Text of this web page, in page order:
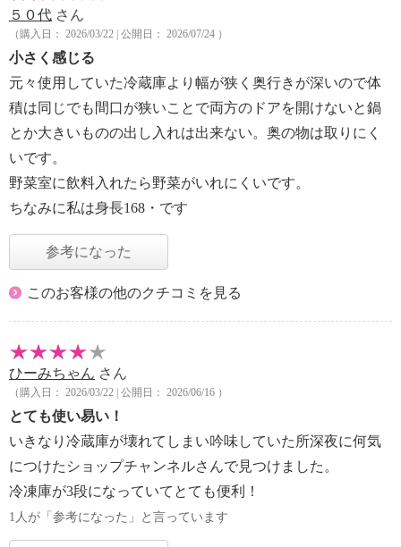
５０代 さん
（購入日： 2026/03/22 | 公開日： 2026/07/24 ）
小さく感じる
元々使用していた冷蔵庫より幅が狭く奥行きが深いので体
積は同じでも間口が狭いことで両方のドアを開けないと鍋
とか大きいものの出し入れは出来ない。奥の物は取りにく
いです。
野菜室に飲料入れたら野菜がいれにくいです。
ちなみに私は身長168・です
参考になった
このお客様の他のクチコミを見る
ひーみちゃん さん
（購入日： 2026/03/22 | 公開日： 2026/06/16 ）
とても使い易い！
いきなり冷蔵庫が壊れてしまい吟味していた所深夜に何気
につけたショップチャンネルさんで見つけました。
冷凍庫が3段になっていてとても便利！
1人が「参考になった」と言っています